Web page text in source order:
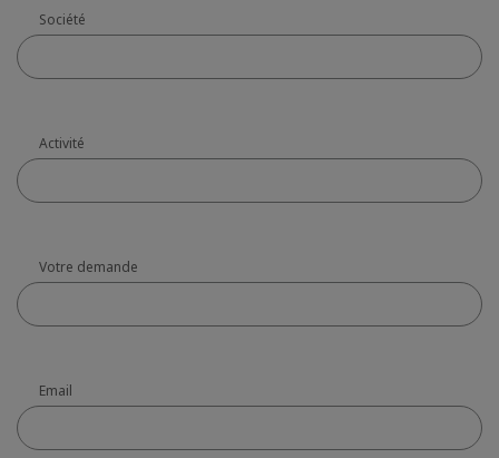
Société
Activité
Votre demande
Email